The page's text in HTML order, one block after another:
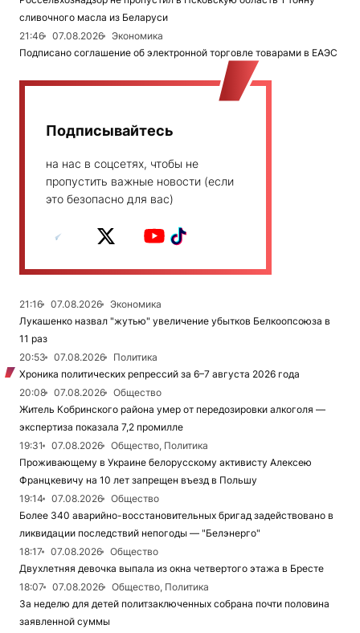
сливочного масла из Беларуси
21:46
07.08.2026
Экономика
Подписано соглашение об электронной торговле товарами в ЕАЭС
Подписывайтесь
на нас в соцсетях, чтобы не
пропустить важные новости (если
это безопасно для вас)
21:16 07.08.2026
Экономика
Лукашенко назвал "жутью" увеличение убытков Белкоопсоюза в
11 раз
20:53
07.08.2026
Политика
Хроника политических репрессий за 6–7 августа 2026 года
20:08
07.08.2026
Общество
Житель Кобринского района умер от передозировки алкоголя —
экспертиза показала 7,2 промилле
19:31
07.08.2026
Общество, Политика
Проживающему в Украине белорусскому активисту Алексею
Францкевичу на 10 лет запрещен въезд в Польшу
19:14
07.08.2026
Общество
Более 340 аварийно-восстановительных бригад задействовано в
ликвидации последствий непогоды — "Белэнерго"
18:17
07.08.2026
Общество
Двухлетняя девочка выпала из окна четвертого этажа в Бресте
18:07
07.08.2026
Общество, Политика
За неделю для детей политзаключенных собрана почти половина
заявленной суммы